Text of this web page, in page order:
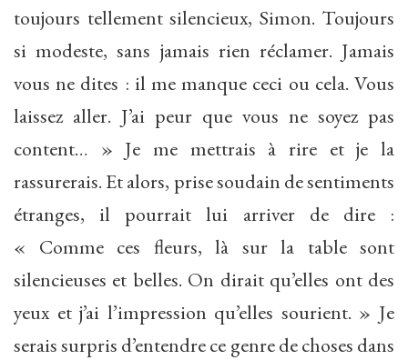
toujours tellement silencieux, Simon. Toujours
si modeste, sans jamais rien réclamer. Jamais
vous ne dites : il me manque ceci ou cela. Vous
laissez aller. J’ai peur que vous ne soyez pas
content… » Je me mettrais à rire et je la
rassurerais. Et alors, prise soudain de sentiments
étranges, il pourrait lui arriver de dire :
« Comme ces fleurs, là sur la table sont
silencieuses et belles. On dirait qu’elles ont des
yeux et j’ai l’impression qu’elles sourient. » Je
serais surpris d’entendre ce genre de choses dans